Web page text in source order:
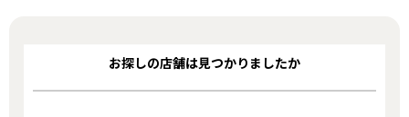
お探しの店舗は見つかりましたか